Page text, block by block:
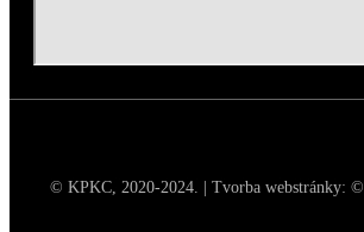
© KPKC, 2020-2024. | Tvorba webstránky: ©